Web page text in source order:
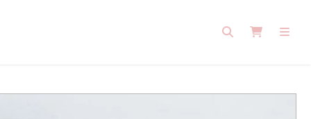
SearchCart